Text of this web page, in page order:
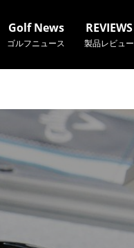
Golf News
ゴルフニュース
REVIEWS
製品レビュー